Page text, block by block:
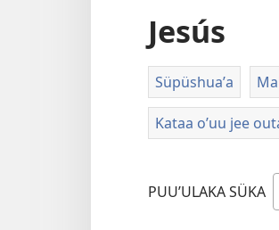
Jesús
Süpüshuaʼa
Kataa oʼuu jee
PUUʼULAKA SÜKA